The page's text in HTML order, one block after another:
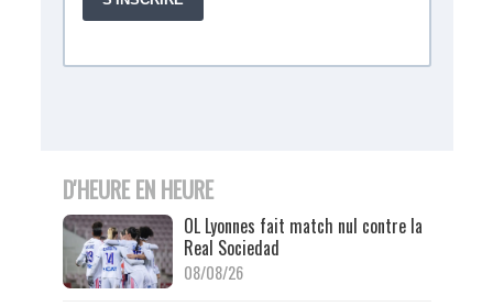
D'HEURE EN HEURE
OL Lyonnes fait match nul contre la
Real Sociedad
08/08/26